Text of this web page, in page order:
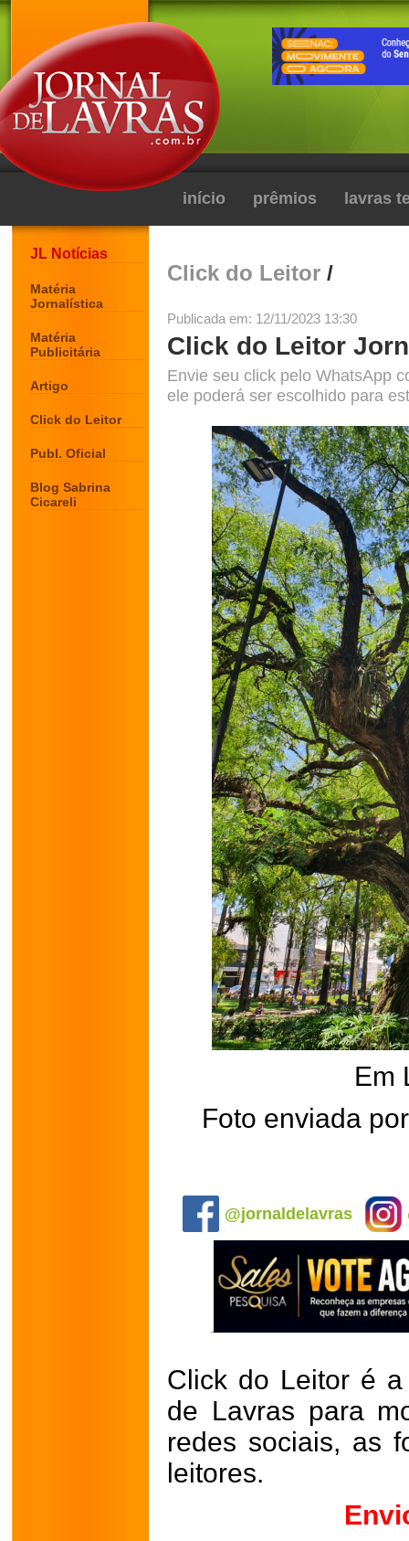
início prêmios lavras
JL Notícias
Matéria
Jornalística
Matéria
Publicitária
Artigo
Click do Leitor
Publ. Oficial
Blog Sabrina
Cicareli
Click do Leitor /
Publicada em: 12/11/2023 13:30
Click do Leitor
Envie seu click pelo WhatsApp
ele poderá ser escolhido para
Em
Foto enviada
@jornaldelavras
Click do Leitor é
de Lavras para
redes sociais, as
leitores.